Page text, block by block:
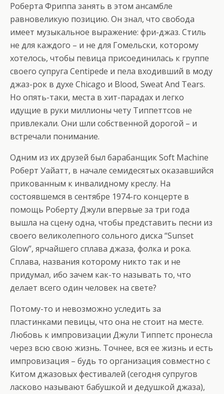
Роберта Фриппа занять в этом ансамбле
равновеликую позицию. Он знал, что свобода
имеет музыкальное выражение: фри-джаз. Стиль
не для каждого – и не для Гомельски, которому
хотелось, чтобы певица присоединилась к группе
своего супруга Centipede и пела входивший в моду
джаз-рок в духе Chicago и Blood, Sweat And Tears.
Но опять-таки, места в хит-парадах и легко
идущие в руки миллионы чету Типпеттсов не
привлекали. Они шли собственной дорогой – и
встречали понимание.
Одним из их друзей был барабанщик Soft Machine
Роберт Уайатт, в начале семидесятых оказавшийся
прикованным к инвалидному креслу. На
состоявшемся в сентябре 1974-го концерте в
помощь Роберту Джули впервые за три года
вышла на сцену одна, чтобы представить песни из
своего великолепного сольного диска “Sunset
Glow”, ярчайшего сплава джаза, фолка и рока.
Сплава, названия которому никто так и не
придумал, ибо зачем как-то называть то, что
делает всего один человек на свете?
Потому-то и невозможно уследить за
пластинками певицы, что она не стоит на месте.
Любовь к импровизации Джули Типпетс пронесла
через всю свою жизнь. Точнее, вся ее жизнь и есть
импровизация – будь то организация совместно с
Китом джазовых фестивалей (сегодня супругов
ласково называют бабушкой и дедушкой джаза),